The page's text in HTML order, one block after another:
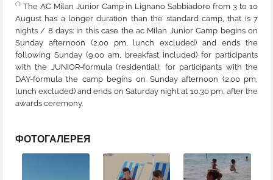
(*)The AC Milan Junior Camp in Lignano Sabbiadoro from 3 to 10
August has a longer duration than the standard camp, that is 7
nights / 8 days: in this case the ac Milan Junior Camp begins on
Sunday afternoon (2.00 pm, lunch excluded) and ends the
following Sunday (9.00 am, breakfast included) for participants
with the JUNIOR-formula (residential); for participants with the
DAY-formula the camp begins on Sunday afternoon (2.00 pm,
lunch excluded) and ends on Saturday night at 10.30 pm, after the
awards ceremony.
ФОТОГАЛЕРЕЯ